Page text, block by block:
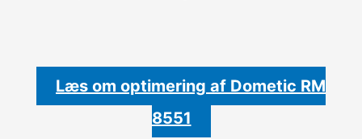
Læs om optimering af Dometic RM
8551